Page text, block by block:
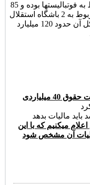
85 درصد بدهی مالیاتی ورزشکاران مربوط به فوتبالیستها بوده و
همچنین 65 درصد از این میزان فقط مربوط به 2 باشگاه استقلال
و پرسپولیس و بازیکنان آنهاست که کل آن حدود 120 میلیارد
مالیات حقوق 40 میلیاردی
باید مالیات بدهد
میکنیم که با این
آن مشخص شود